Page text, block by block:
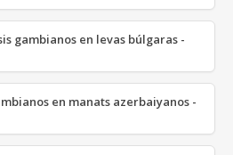
gambianos en levas búlgaras -
en manats azerbaiyanos -